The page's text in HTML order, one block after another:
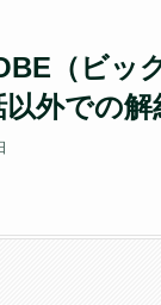
（ビッ
以外での